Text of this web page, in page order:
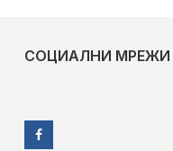
СОЦИАЛНИ МРЕЖИ